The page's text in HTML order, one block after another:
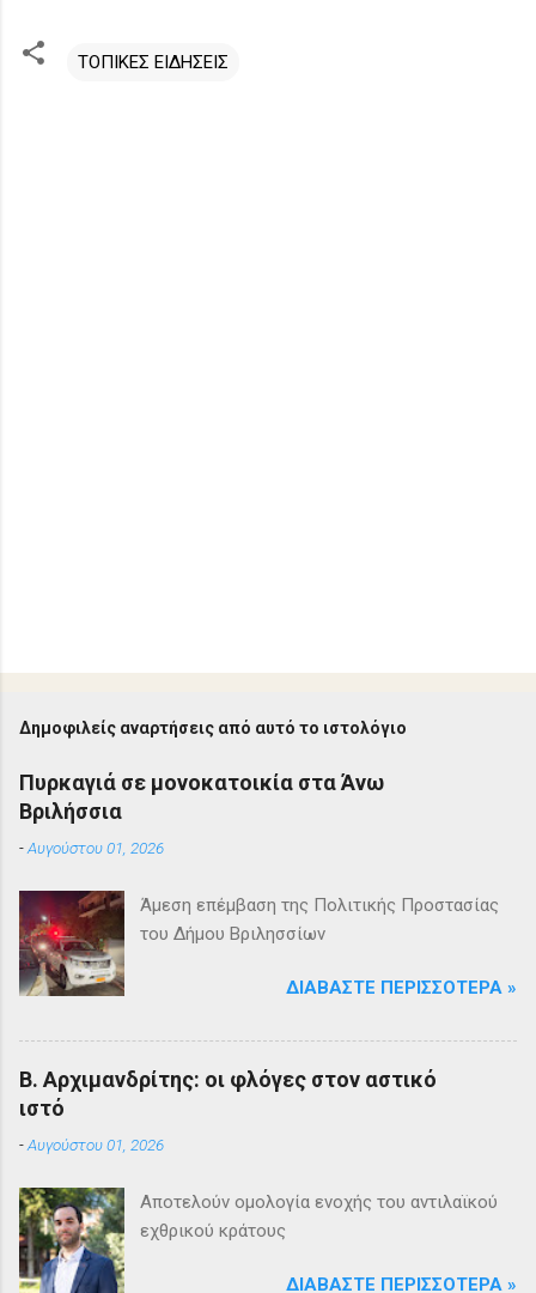
ΤΟΠΙΚΕΣ ΕΙΔΗΣΕΙΣ
Δημοφιλείς αναρτήσεις από αυτό το ιστολόγιο
Πυρκαγιά σε μονοκατοικία στα Άνω
Βριλήσσια
-Αυγούστου 01, 2026
Άμεση επέμβαση της Πολιτικής Προστασίας
του Δήμου Βριλησσίων
ΔΙΑΒΆΣΤΕ ΠΕΡΙΣΣΌΤΕΡΑ »
Β. Αρχιμανδρίτης: οι φλόγες στον αστικό
ιστό
-Αυγούστου 01, 2026
Αποτελούν ομολογία ενοχής του αντιλαϊκού
εχθρικού κράτους
ΔΙΑΒΆΣΤΕ ΠΕΡΙΣΣΌΤΕΡΑ »